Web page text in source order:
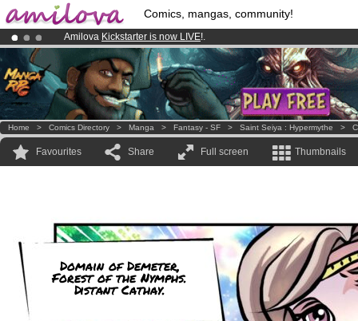
Comics, mangas, community!
Amilova Kickstarter is now LIVE!.
Already 100000membersand 1000comics & mangas!.
Premium membership from3.95 euros per month !Get membership
Home > Comics Directory > Manga > Fantasy - SF > Saint Seiya : Hypermythe >
Favourites Share Full screen Thumbnails
Domain of Demeter,
Forest of the Nymphs.
Distant Cathay.